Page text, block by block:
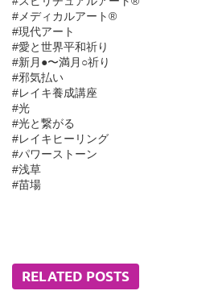
#メディカルアート®︎
#現代アート
#愛と世界平和祈り
#新月●〜満月○祈り
#邪気払い
#レイキ養成講座
#光
#光と繋がる
#レイキヒーリング
#パワーストーン
#浅草
#苗場
RELATED POSTS